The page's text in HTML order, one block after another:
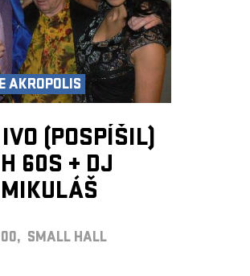
AKROPOLIS
(POSPÍŠIL)
60S + DJ
SMALL HALL